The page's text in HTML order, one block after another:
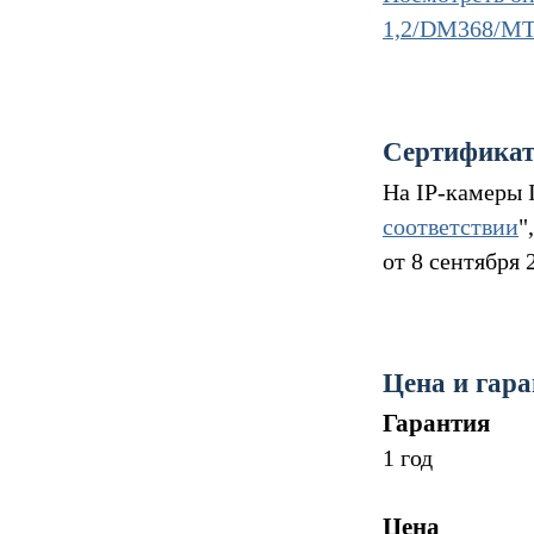
1,2/DM368/
На IP-камеры
соответствии
от 8 сентября
Цена и
Гарантия
1 год
Цена